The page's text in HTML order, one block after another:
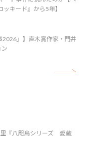
キード』から5年】
2026」】直木賞作家・門井
『八咫烏シリーズ 愛蔵